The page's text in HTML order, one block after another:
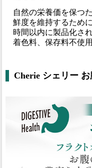
自然の栄養価を保つ
鮮度を維持するため
時間以内に製品化され
着色料、保存料不使用
Cherie シェリー